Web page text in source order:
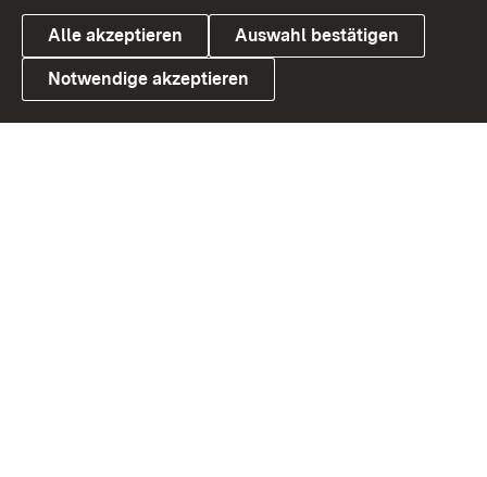
Link zum Landesportal
Alle akzeptieren Auswahl bestätigen
Notwendige akzeptieren